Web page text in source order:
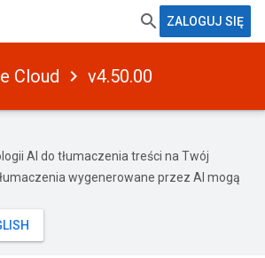
ZALOGUJ SIĘ
Cloud v4.50.00
AI do tłumaczenia treści na Twój
wygenerowane przez AI mogą